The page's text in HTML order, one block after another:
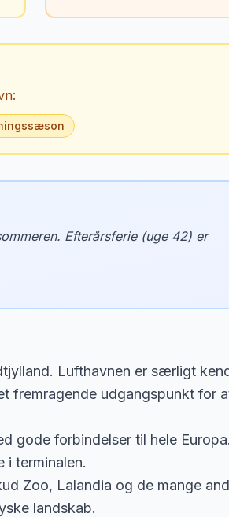
:
Efterårsferie (uge 42) er
Lufthavnen er særligt
fremragende udgangspunkt for
gode forbindelser til hele
i terminalen.
Zoo, Lalandia og de mange
landskab.